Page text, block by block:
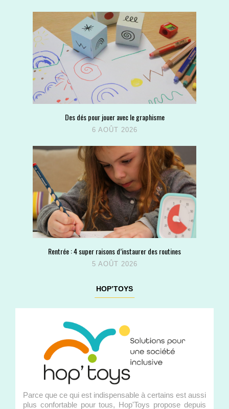
Des dés pour jouer avec le graphisme
6 AOÛT 2026
Rentrée : 4 super raisons d’instaurer des routines
5 AOÛT 2026
HOP’TOYS
Parce que ce qui est indispensable à certains est aussi
plus confortable pour tous, Hop'Toys propose depuis